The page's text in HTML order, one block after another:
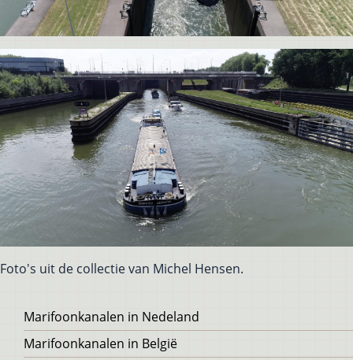
Foto's uit de collectie van Michel Hensen.
Voet
Marifoonkanalen in Nedeland
Marifoonkanalen in België